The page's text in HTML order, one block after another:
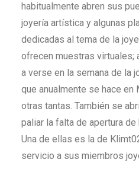
habitualmente abren sus
joyería artística y algunas
dedicadas al tema de la
ofrecen muestras virtuales;
a verse en la semana de la
que anualmente se hace en
otras tantas. También se
paliar la falta de apertura
Una de ellas es la de
servicio a sus miembros